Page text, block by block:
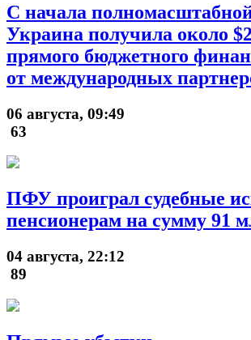
С начала
Украина получила около
прямого бюджетного
от международных
06 августа, 09:49
63
ПФУ проиграл судебные
пенсионерам на сумму 91
04 августа, 22:12
89